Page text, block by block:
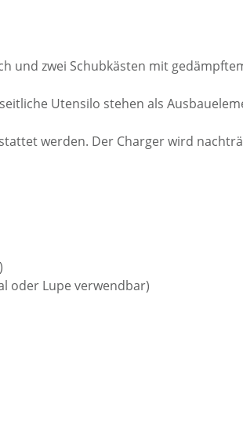
und zwei Schubkästen mit
Utensilo stehen als
werden. Der Charger wird
oder Lupe verwendbar)